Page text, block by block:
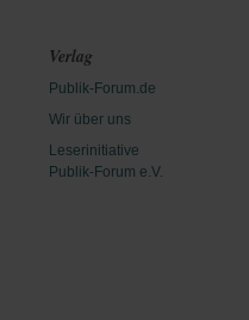
Verlag
Publik-Forum.de
Wir über uns
Leserinitiative
Publik-Forum e.V.